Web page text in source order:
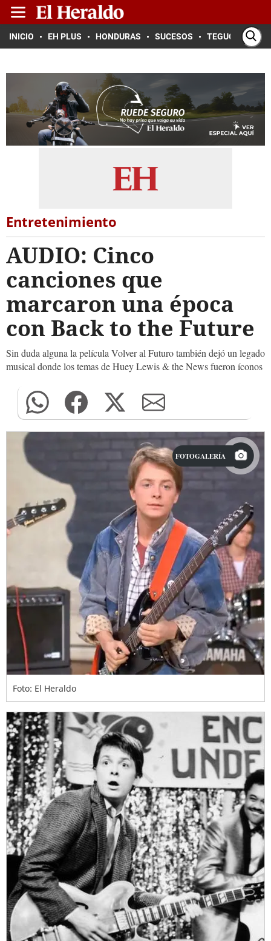
INICIO EH PLUS HONDURAS SUCESOS TEGUCIGALPA
Entretenimiento
AUDIO: Cinco
canciones que
marcaron una época
con Back to the Future
Sin duda alguna la película Volver al Futuro también dejó un legado
musical donde los temas de Huey Lewis & the News fueron íconos
FOTOGALERÍA
Foto: El Heraldo